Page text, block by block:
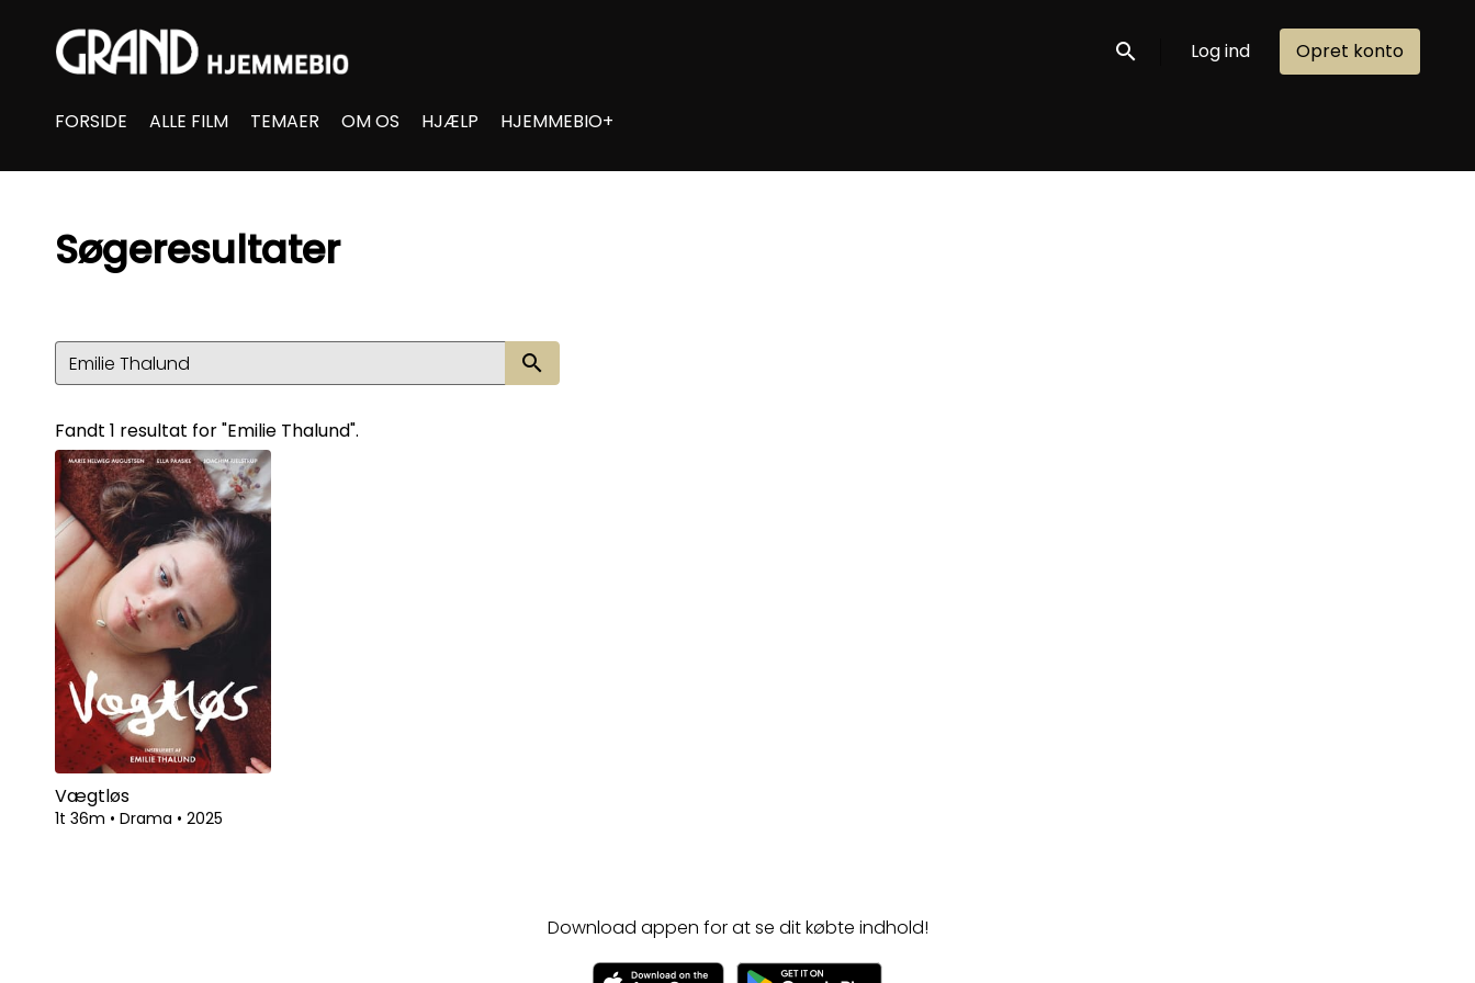
Accessibility Links
Søg nu Log ind Opret konto
FORSIDE ALLE FILM TEMAER OM OS HJÆLP HJEMMEBIO+
Søgeresultater
Søg nu
Fandt 1 resultat for "Emilie Thalund".
Vægtløs
1t 36m • Drama • 2025
Download appen for at se dit købte indhold!